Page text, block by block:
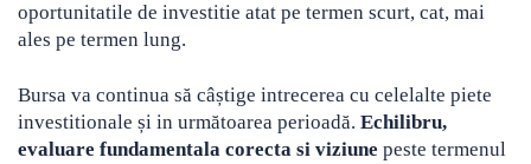
oportunitatile de investitie atat pe termen scurt, cat, mai
ales pe termen lung.
Bursa va continua să câștige intrecerea cu celelalte piete
investitionale și in următoarea perioadă. Echilibru,
evaluare fundamentala corecta si viziune peste termenul